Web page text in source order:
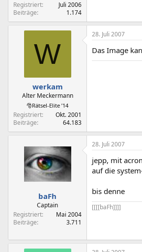
Registriert
Juli 2006
Beiträge
1.174
W
werkam
Alter Meckermann
🎅Rätsel-Elite ’14
Registriert
Okt. 2001
Beiträge
64.183
28. Juli 2007
Das Image
baFh
Captain
Registriert
Mai 2004
Beiträge
3.711
28. Juli 2007
jepp, mit
auf die
bis denne
[[[[baFh]]]]​